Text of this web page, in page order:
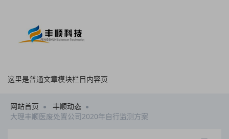
这里是普通文章模块栏目内容页
网站首页
丰顺动态
大理丰顺医废处置公司2020年自行监测方案